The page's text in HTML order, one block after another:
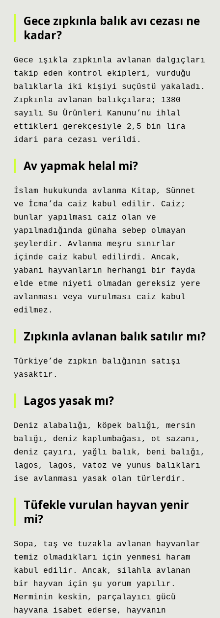
Gece zıpkınla balık avı cezası ne
kadar?
Gece ışıkla zıpkınla avlanan dalgıçları
takip eden kontrol ekipleri, vurduğu
balıklarla iki kişiyi suçüstü yakaladı.
Zıpkınla avlanan balıkçılara; 1380
sayılı Su Ürünleri Kanunu’nu ihlal
ettikleri gerekçesiyle 2,5 bin lira
idari para cezası verildi.
Av yapmak helal mi?
İslam hukukunda avlanma Kitap, Sünnet
ve İcma’da caiz kabul edilir. Caiz;
bunlar yapılması caiz olan ve
yapılmadığında günaha sebep olmayan
şeylerdir. Avlanma meşru sınırlar
içinde caiz kabul edilirdi. Ancak,
yabani hayvanların herhangi bir fayda
elde etme niyeti olmadan gereksiz yere
avlanması veya vurulması caiz kabul
edilmez.
Zıpkınla avlanan balık satılır mı?
Türkiye’de zıpkın balığının satışı
yasaktır.
Lagos yasak mı?
Deniz alabalığı, köpek balığı, mersin
balığı, deniz kaplumbağası, ot sazanı,
deniz çayırı, yağlı balık, beni balığı,
lagos, lagos, vatoz ve yunus balıkları
ise avlanması yasak olan türlerdir.
Tüfekle vurulan hayvan yenir
mi?
Sopa, taş ve tuzakla avlanan hayvanlar
temiz olmadıkları için yenmesi haram
kabul edilir. Ancak, silahla avlanan
bir hayvan için şu yorum yapılır.
Merminin keskin, parçalayıcı gücü
hayvana isabet ederse, hayvanın